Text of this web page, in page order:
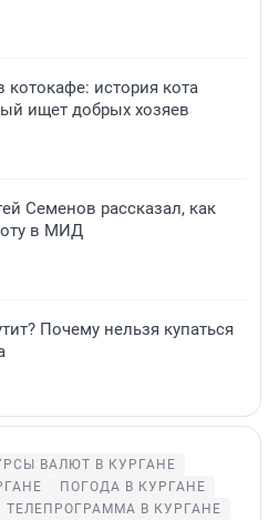
история кота
ищет добрых хозяев
Семенов рассказал, как
в МИД
Почему нельзя купаться
ВАЛЮТ В КУРГАНЕ
ПОГОДА В КУРГАНЕ
ТЕЛЕПРОГРАММА В КУРГАНЕ